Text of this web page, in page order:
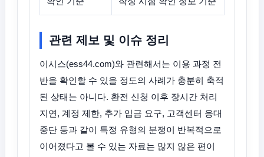
관련 제보 및 이슈 정리
이시스(ess44.com)와 관련해서는 이용 과정 전
반을 확인할 수 있을 정도의 사례가 충분히 축적
된 상태는 아니다. 환전 신청 이후 장시간 처리
지연, 계정 제한, 추가 입금 요구, 고객센터 응대
중단 등과 같이 특정 유형의 분쟁이 반복적으로
이어졌다고 볼 수 있는 자료는 많지 않은 편이